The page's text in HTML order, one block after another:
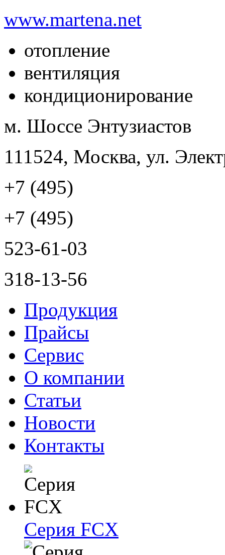
www.martena.net
отопление
вентиляция
кондиционирование
м. Шоссе Энтузиастов
111524, Москва, ул.
+7 (495)
+7 (495)
523-61-03
318-13-56
Продукция
Прайсы
Сервис
О компании
Статьи
Новости
Контакты
Серия FCX